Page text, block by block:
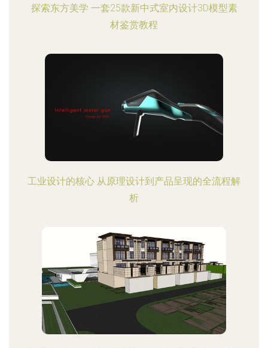
探索东方美学 一套25款新中式室内设计3D模型素
材鉴赏教程
工业设计的核心 从原理设计到产品呈现的全流程解
析